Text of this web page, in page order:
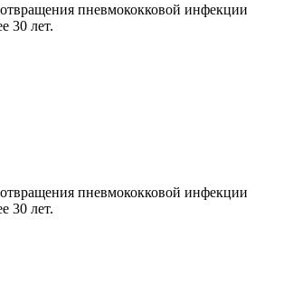
пневмококковой инфекции
30 лет.
пневмококковой инфекции
30 лет.